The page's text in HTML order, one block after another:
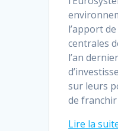
l’apport
centrales
l’an
sur leurs
de
Lire la